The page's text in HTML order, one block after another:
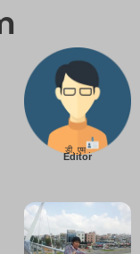
Editor
डी. एम .